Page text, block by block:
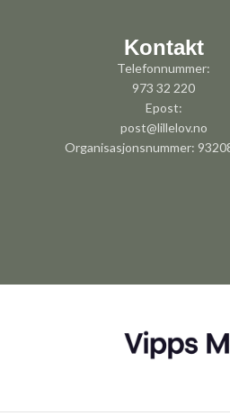
Kontakt
Telefonnummer:
973 32 220
Epost:
post@lillelov.no
Organisasjonsnummer: